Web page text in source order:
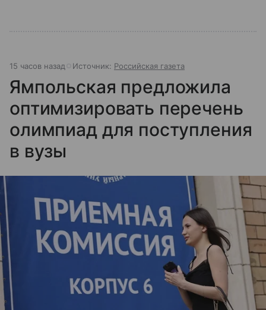
15 часов назад Источник: Российская газета
Ямпольская предложила
оптимизировать перечень
олимпиад для поступления
в вузы